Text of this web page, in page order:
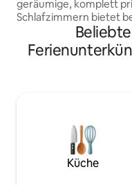
geräumige, komplett
Schlafzimmern bietet
6 Personen und bietet
Balance aus Komfort,
Bequemlichkeit, was
Wohngegend und bietet
erholsamen
nur wenige Minuten von
wichtigen kulturellen
Küche